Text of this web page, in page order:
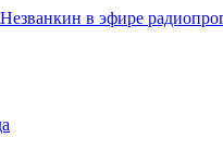
в эфире